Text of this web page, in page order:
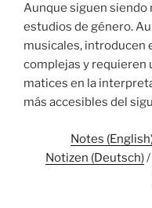
Aunque siguen siendo
estudios de género.
musicales, introducen
complejas y requieren
matices en la
más accesibles del
Notes
Notizen (Deutsch)/